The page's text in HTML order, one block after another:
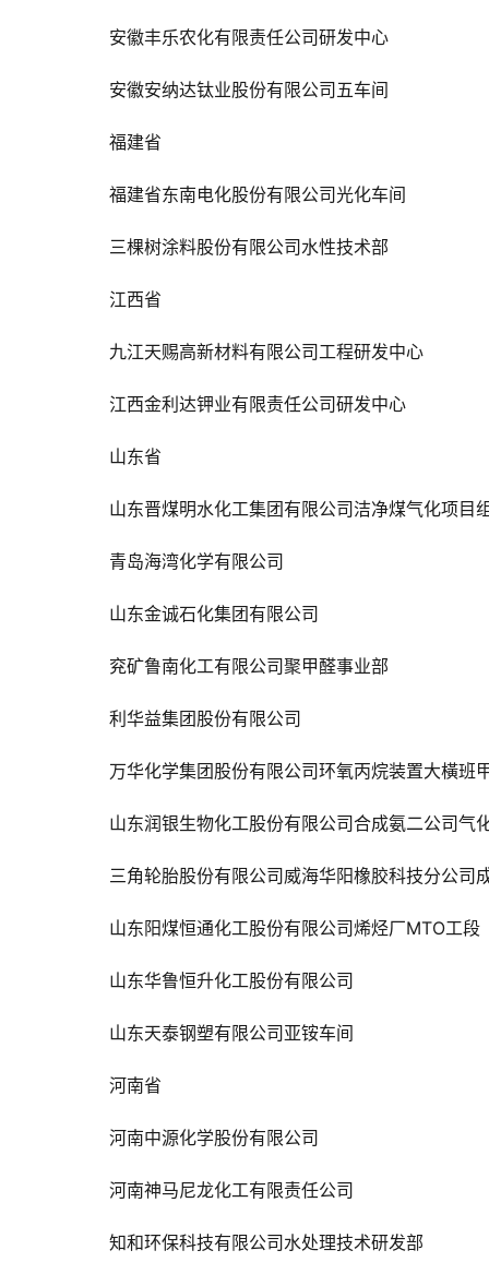
安徽丰乐农化有限责任公司研发中心
安徽安纳达钛业股份有限公司五车间
福建省
福建省东南电化股份有限公司光化车间
三棵树涂料股份有限公司水性技术部
江西省
九江天赐高新材料有限公司工程研发中心
江西金利达钾业有限责任公司研发中心
山东省
山东晋煤明水化工集团有限公司洁净煤气化项目
青岛海湾化学有限公司
山东金诚石化集团有限公司
兖矿鲁南化工有限公司聚甲醛事业部
利华益集团股份有限公司
万华化学集团股份有限公司环氧丙烷装置大橫班
山东润银生物化工股份有限公司合成氨二公司气
三角轮胎股份有限公司威海华阳橡胶科技分公司
山东阳煤恒通化工股份有限公司烯烃厂MTO工段
山东华鲁恒升化工股份有限公司
山东天泰钢塑有限公司亚铵车间
河南省
河南中源化学股份有限公司
河南神马尼龙化工有限责任公司
知和环保科技有限公司水处理技术研发部